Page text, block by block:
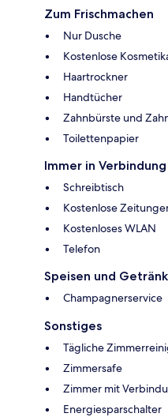
Zum Frischmachen
Nur Dusche
Kostenlose
Haartrockner
Handtücher
Zahnbürste und
Toilettenpapier
Immer in
Schreibtisch
Kostenlose
Kostenloses WLAN
Telefon
Speisen und
Champagnerservice
Sonstiges
Tägliche
Zimmersafe
Zimmer mit
Energiesparschalter